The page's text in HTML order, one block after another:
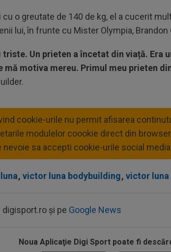
cu o greutate de 140 de kg, el a cucerit
lui, în frunte cu Mister Olympia, Brandon
triste. Un prieten a încetat din viață. Era
mă motiva mereu. Primul meu prieten
cookie-urile nu permit afisarea
modulelor coookie direct din
nevoie sa accepti cookie-urile social media
, victor luna bodybuilding, victor luna
și pe Google News
Noua Aplicaţie Digi Sport poate fi